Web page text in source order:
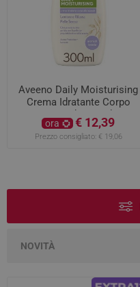
Aveeno Daily Moisturising
Crema Idratante Corpo
Lavanda 300ml
ora € 12,39
Prezzo consigliato: € 19,06